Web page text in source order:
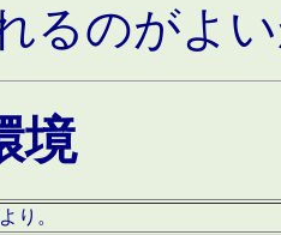
るのがよ
境
り。